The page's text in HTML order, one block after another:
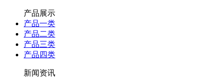
产品展示
产品一类
产品二类
产品三类
产品四类
新闻资讯